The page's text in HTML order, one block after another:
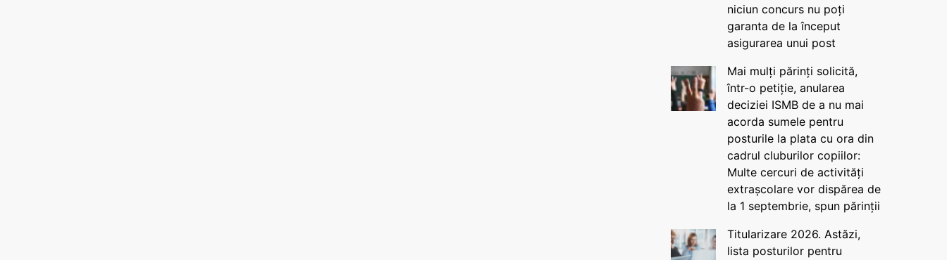
niciun concurs nu poți
garanta de la început
asigurarea unui post
Mai mulți părinți solicită,
într-o petiție, anularea
deciziei ISMB de a nu mai
acorda sumele pentru
posturile la plata cu ora din
cadrul cluburilor copiilor:
Multe cercuri de activități
extrașcolare vor dispărea de
la 1 septembrie, spun părinții
Titularizare 2026. Astăzi,
lista posturilor pentru